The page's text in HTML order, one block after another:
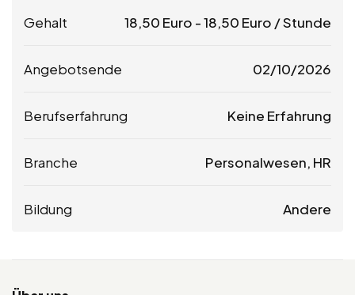
Gehalt 18,50 Euro -18,50 Euro / Stunde
Angebotsende 02/10/2026
Berufserfahrung Keine Erfahrung
Branche Personalwesen, HR
Bildung Andere